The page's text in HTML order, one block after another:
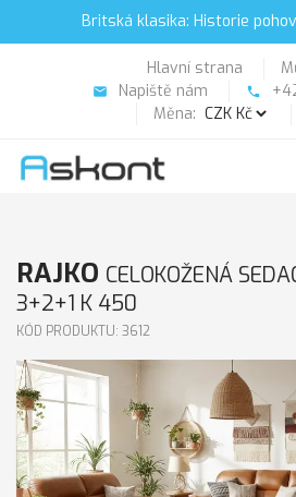
Britská klasika: Historie
Hlavní strana
email Napiště nám phone
Měna:
RAJKO CELOKOŽENÁ
3+2+1 K 450
KÓD PRODUKTU: 3612